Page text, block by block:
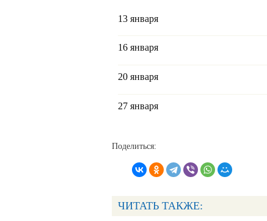
13 января
16 января
20 января
27 января
Поделиться:
ЧИТАТЬ ТАКЖЕ: